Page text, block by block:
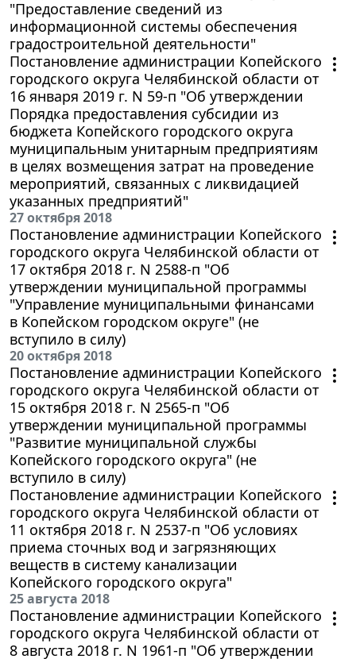
"Предоставление сведений из
информационной системы обеспечения
градостроительной деятельности"
Постановление администрации Копейского
городского округа Челябинской области от
16 января 2019 г. N 59-п "Об утверждении
Порядка предоставления субсидии из
бюджета Копейского городского округа
муниципальным унитарным предприятиям
в целях возмещения затрат на проведение
мероприятий, связанных с ликвидацией
указанных предприятий"
27 октября 2018
Постановление администрации Копейского
городского округа Челябинской области от
17 октября 2018 г. N 2588-п "Об
утверждении муниципальной программы
"Управление муниципальными финансами
в Копейском городском округе" (не
вступило в силу)
20 октября 2018
Постановление администрации Копейского
городского округа Челябинской области от
15 октября 2018 г. N 2565-п "Об
утверждении муниципальной программы
"Развитие муниципальной службы
Копейского городского округа" (не
вступило в силу)
Постановление администрации Копейского
городского округа Челябинской области от
11 октября 2018 г. N 2537-п "Об условиях
приема сточных вод и загрязняющих
веществ в систему канализации
Копейского городского округа"
25 августа 2018
Постановление администрации Копейского
городского округа Челябинской области от
8 августа 2018 г. N 1961-п "Об утверждении